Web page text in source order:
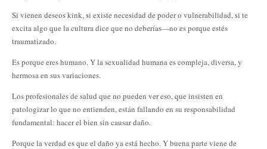
Si vienen deseos kink, si existe necesidad de poder o vulnerabilidad, si te
excita algo que la cultura dice que no deberías—no es porque estés
traumatizado.
Es porque eres humano. Y la sexualidad humana es compleja, diversa, y
hermosa en sus variaciones.
Los profesionales de salud que no pueden ver eso, que insisten en
patologizar lo que no entienden, están fallando en su responsabilidad
fundamental: hacer el bien sin causar daño.
Porque la verdad es que el daño ya está hecho. Y buena parte viene de